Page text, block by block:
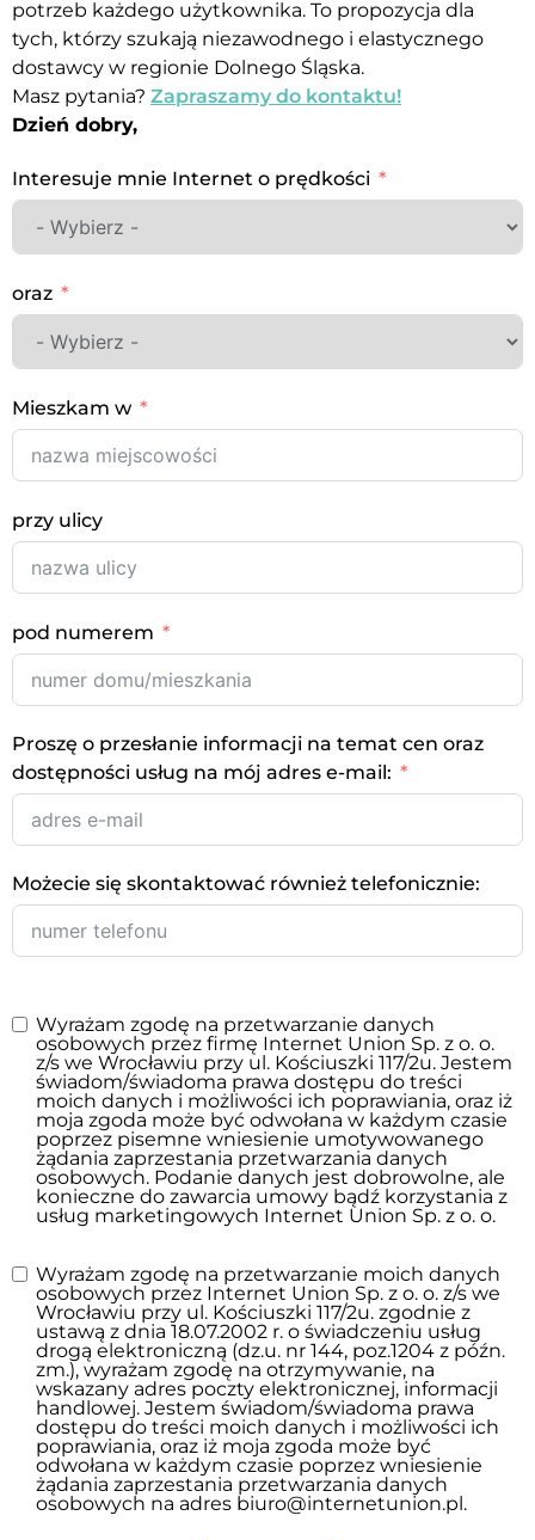
potrzeb każdego użytkownika. To propozycja dla
tych, którzy szukają niezawodnego i elastycznego
dostawcy w regionie Dolnego Śląska.
Masz pytania? Zapraszamy do kontaktu!
Dzień dobry,
Interesuje mnie Internet o prędkości
oraz
Mieszkam w
przy ulicy
pod numerem
Proszę o przesłanie informacji na temat cen oraz
dostępności usług na mój adres e-mail:
Możecie się skontaktować również telefonicznie:
Wyrażam zgodę na przetwarzanie danych
osobowych przez firmę Internet Union Sp. z o. o.
z/s we Wrocławiu przy ul. Kościuszki 117/2u. Jestem
świadom/świadoma prawa dostępu do treści
moich danych i możliwości ich poprawiania, oraz iż
moja zgoda może być odwołana w każdym czasie
poprzez pisemne wniesienie umotywowanego
żądania zaprzestania przetwarzania danych
osobowych. Podanie danych jest dobrowolne, ale
konieczne do zawarcia umowy bądź korzystania z
usług marketingowych Internet Union Sp. z o. o.
Wyrażam zgodę na przetwarzanie moich danych
osobowych przez Internet Union Sp. z o. o. z/s we
Wrocławiu przy ul. Kościuszki 117/2u. zgodnie z
ustawą z dnia 18.07.2002 r. o świadczeniu usług
drogą elektroniczną (dz.u. nr 144, poz.1204 z późn.
zm.), wyrażam zgodę na otrzymywanie, na
wskazany adres poczty elektronicznej, informacji
handlowej. Jestem świadom/świadoma prawa
dostępu do treści moich danych i możliwości ich
poprawiania, oraz iż moja zgoda może być
odwołana w każdym czasie poprzez wniesienie
żądania zaprzestania przetwarzania danych
osobowych na adres biuro@internetunion.pl.